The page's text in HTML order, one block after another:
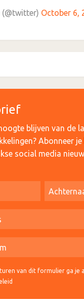
October 6,
blijven van de
Abonneer
social media
van dit formulier ga je